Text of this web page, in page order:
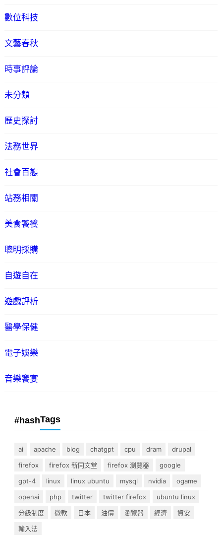
數位科技
文藝春秋
時事評論
未分類
歷史探討
法務世界
社會百態
站務相關
美食饕餮
聰明採購
自遊自在
遊戲評析
醫學保健
電子娛樂
音樂饗宴
#hashTags
ai apache blog chatgpt cpu dram
drupal
firefox
firefox 新同文堂 firefox 瀏覽器
google
gpt-4
linux linux ubuntu mysql nvidia
ogame
openai
php twitter twitter firefox
ubuntu linux
分級制度
微軟 日本 油價 瀏覽器 經濟
資安
輸入法